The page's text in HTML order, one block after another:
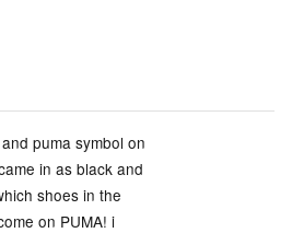
puma symbol on
in as black and
shoes in the
on PUMA! i